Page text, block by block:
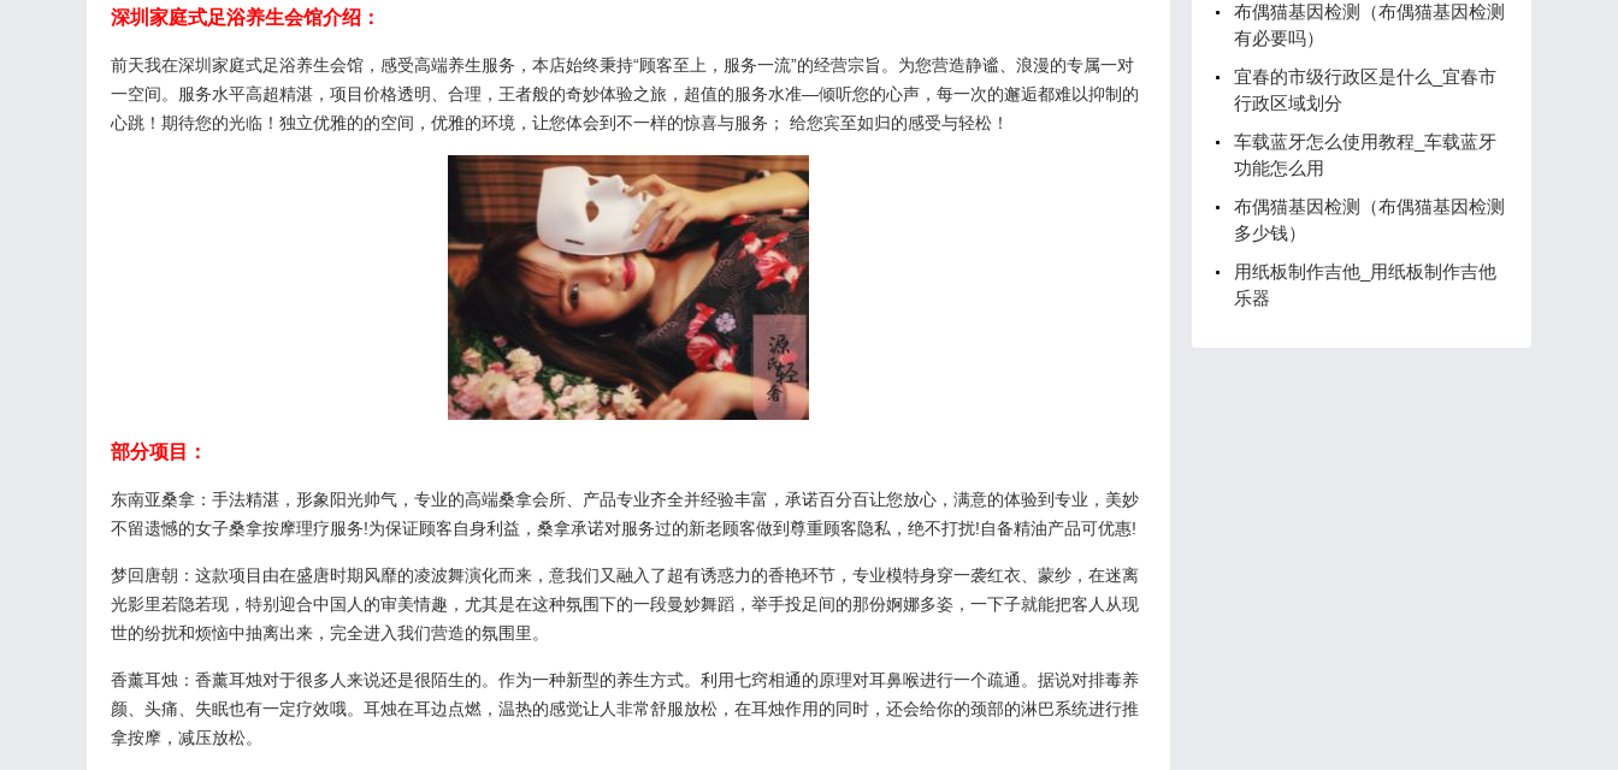
深圳家庭式足浴养生会馆介绍：
前天我在深圳家庭式足浴养生会馆，感受高端养生服务，本店始终秉持“顾客至上，服务一流”的经营宗旨。为您营造静谧、浪漫的专属一对
一空间。服务水平高超精湛，项目价格透明、合理，王者般的奇妙体验之旅，超值的服务水准—倾听您的心声，每一次的邂逅都难以抑制的
心跳！期待您的光临！独立优雅的的空间，优雅的环境，让您体会到不一样的惊喜与服务； 给您宾至如归的感受与轻松！
部分项目：
东南亚桑拿：手法精湛，形象阳光帅气，专业的高端桑拿会所、产品专业齐全并经验丰富，承诺百分百让您放心，满意的体验到专业，美妙
不留遗憾的女子桑拿按摩理疗服务!为保证顾客自身利益，桑拿承诺对服务过的新老顾客做到尊重顾客隐私，绝不打扰!自备精油产品可优惠!
梦回唐朝：这款项目由在盛唐时期风靡的凌波舞演化而来，意我们又融入了超有诱惑力的香艳环节，专业模特身穿一袭红衣、蒙纱，在迷离
光影里若隐若现，特别迎合中国人的审美情趣，尤其是在这种氛围下的一段曼妙舞蹈，举手投足间的那份婀娜多姿，一下子就能把客人从现
世的纷扰和烦恼中抽离出来，完全进入我们营造的氛围里。
香薰耳烛：香薰耳烛对于很多人来说还是很陌生的。作为一种新型的养生方式。利用七窍相通的原理对耳鼻喉进行一个疏通。据说对排毒养
颜、头痛、失眠也有一定疗效哦。耳烛在耳边点燃，温热的感觉让人非常舒服放松，在耳烛作用的同时，还会给你的颈部的淋巴系统进行推
拿按摩，减压放松。
布偶猫基因检测（布偶猫基因检测
有必要吗）
宜春的市级行政区是什么_宜春市
行政区域划分
车载蓝牙怎么使用教程_车载蓝牙
功能怎么用
布偶猫基因检测（布偶猫基因检测
多少钱）
用纸板制作吉他_用纸板制作吉他
乐器